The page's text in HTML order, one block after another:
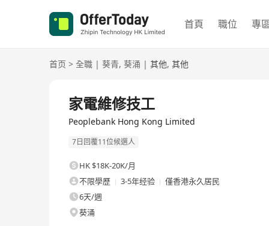
首頁 職位 專
首页 > 全職 | 葵青, 葵涌 | 其他, 其他
家電維修技工
Peoplebank Hong Kong Limited
7日回覆11位候選人
HK $18K-20K/月
不限學歷
3-5年经验
僅香港永久居民
6天/週
葵涌